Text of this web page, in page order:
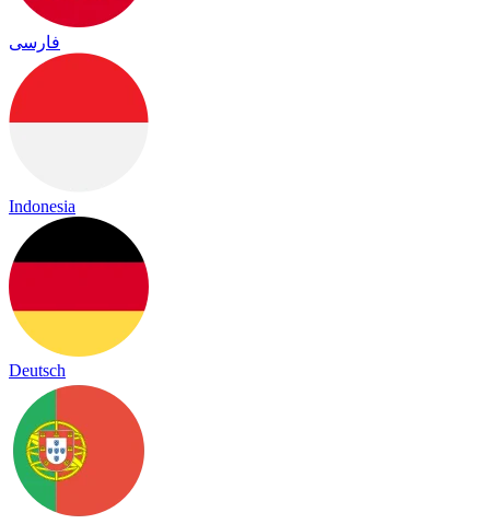
فارسی
Indonesia
Deutsch